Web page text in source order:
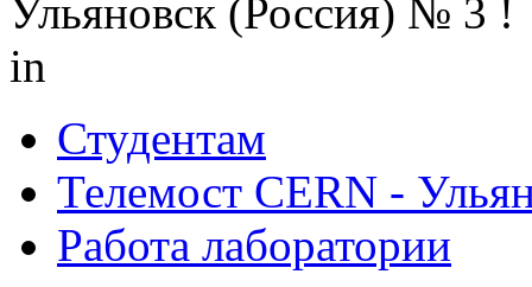
Ульяновск (Россия) № 3 !
in
Студентам
Телемост CERN -
Работа лаборатории